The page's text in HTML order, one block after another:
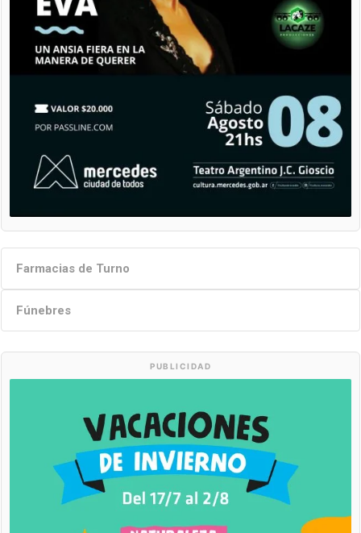
Farmacias de Turno
Fúnebres
PUBLICIDAD